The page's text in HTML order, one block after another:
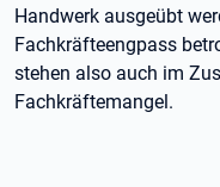
Handwerk ausgeübt
Fachkräfteengpass
stehen also auch im
Fachkräftemangel.